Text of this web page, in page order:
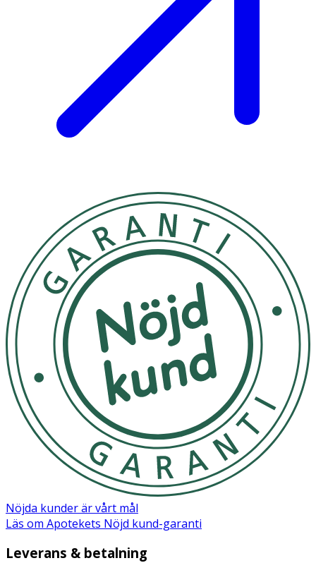
Nöjda kunder är vårt mål
Läs om Apotekets Nöjd kund-garanti
Leverans & betalning